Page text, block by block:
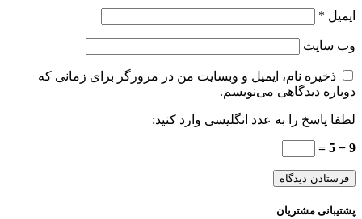
ایمیل *
وب‌ سایت
ذخیره نام، ایمیل و وبسایت من در مرورگر برای زمانی که
دوباره دیدگاهی می‌نویسم.
لطفا پاسخ را به عدد انگلیسی وارد کنید:
9 − 5 =
پشتیبانی مشتریان